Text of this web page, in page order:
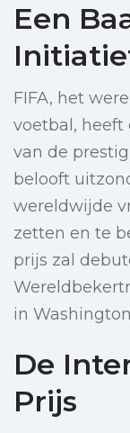
Een
FIFA, het
voetbal,
van de
belooft
wereldwijde
zetten en te
prijs zal
in
De
Prijs